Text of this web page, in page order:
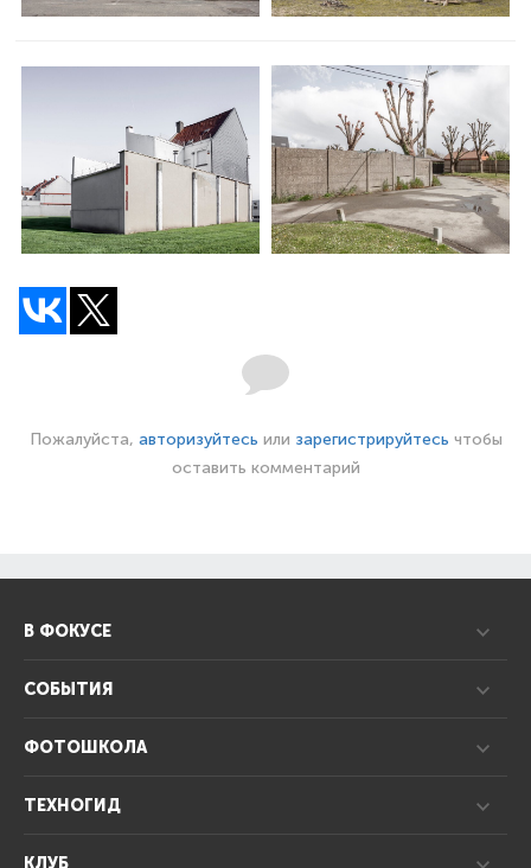
Пожалуйста, авторизуйтесь или зарегистрируйтесь чтобы
оставить комментарий
В ФОКУСЕ
СОБЫТИЯ
ФОТОШКОЛА
ТЕХНОГИД
КЛУБ